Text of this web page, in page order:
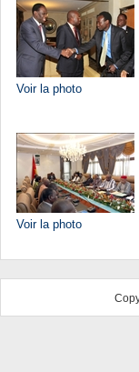
Voir la photo
Voir la photo